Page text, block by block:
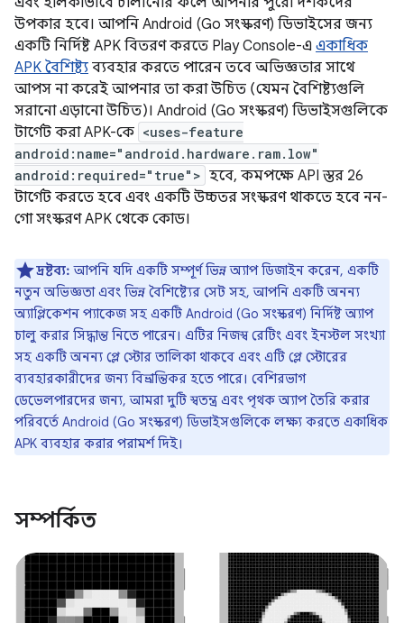
উপকার হবে। আপনি Android (Go সংস্করণ) ডিভাইসের জন্য
একটি নির্দিষ্ট APK বিতরণ করতে Play Console-এ একাধিক
APK বৈশিষ্ট্য ব্যবহার করতে পারেন তবে অভিজ্ঞতার সাথে
আপস না করেই আপনার তা করা উচিত (যেমন বৈশিষ্ট্যগুলি
সরানো এড়ানো উচিত)। Android (Go সংস্করণ) ডিভাইসগুলিকে
টার্গেট করা APK-কে <uses-feature
android:name="android.hardware.ram.low"
android:required="true"> হবে, কমপক্ষে API স্তর 26
টার্গেট করতে হবে এবং একটি উচ্চতর সংস্করণ থাকতে হবে নন-
গো সংস্করণ APK থেকে কোড।
দ্রষ্টব্য: আপনি যদি একটি সম্পূর্ণ ভিন্ন অ্যাপ ডিজাইন করেন, একটি
নতুন অভিজ্ঞতা এবং ভিন্ন বৈশিষ্ট্যের সেট সহ, আপনি একটি অনন্য
অ্যাপ্লিকেশন প্যাকেজ সহ একটি Android (Go সংস্করণ) নির্দিষ্ট অ্যাপ
চালু করার সিদ্ধান্ত নিতে পারেন। এটির নিজস্ব রেটিং এবং ইনস্টল সংখ্যা
সহ একটি অনন্য প্লে স্টোর তালিকা থাকবে এবং এটি প্লে স্টোরের
ব্যবহারকারীদের জন্য বিভ্রান্তিকর হতে পারে। বেশিরভাগ
ডেভেলপারদের জন্য, আমরা দুটি স্বতন্ত্র এবং পৃথক অ্যাপ তৈরি করার
পরিবর্তে Android (Go সংস্করণ) ডিভাইসগুলিকে লক্ষ্য করতে একাধিক
APK ব্যবহার করার পরামর্শ দিই।
সম্পর্কিত